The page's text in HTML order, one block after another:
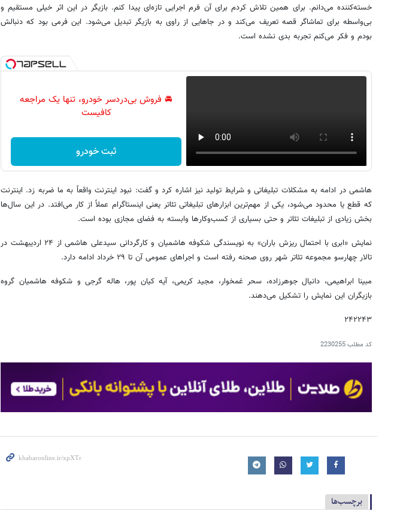
خسته‌کننده می‌دانم. برای همین تلاش کردم برای آن فرم اجرایی تازه‌ای پیدا کنم. بازیگر در این اثر خیلی مستقیم و
بی‌واسطه برای تماشاگر قصه تعریف می‌کند و در جاهایی از راوی به بازیگر تبدیل می‌شود. این فرمی بود که دنبالش
بودم و فکر می‌کنم تجربه بدی نشده است.
🚘 فروش بی‌دردسر خودرو، تنها یک مراجعه
کافیست
ثبت خودرو
هاشمی در ادامه به مشکلات تبلیغاتی و شرایط تولید نیز اشاره کرد و گفت: نبود اینترنت واقعاً به ما ضربه زد. اینترنت
که قطع یا محدود می‌شود، یکی از مهم‌ترین ابزارهای تبلیغاتی تئاتر یعنی اینستاگرام عملاً از کار می‌افتد. در این سال‌ها
بخش زیادی از تبلیغات تئاتر و حتی بسیاری از کسب‌وکارها وابسته به فضای مجازی بوده است.
نمایش «ابری با احتمال ریزش باران» به نویسندگی شکوفه هاشمیان و کارگردانی سیدعلی هاشمی از ۲۴ اردیبهشت در
تالار چهارسو مجموعه تئاتر شهر روی صحنه رفته است و اجراهای عمومی آن تا ۲۹ خرداد ادامه دارد.
مبینا ‌ابراهیمی، دانیال جوهرزاده، سحر غمخوار، مجید کریمی، آیه ‌کیان ‌پور، هاله گرجی و شکوفه ‌هاشمیان گروه
بازیگران این نمایش را تشکیل می‌دهند.
۲۴۲۲۴۳
کد مطلب2230255
برچسب‌ها